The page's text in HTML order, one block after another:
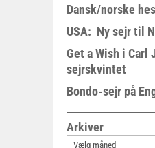
Dansk/norske
USA: Ny sejr til
Get a Wish i Carl
sejrskvintet
Bondo-sejr på
Arkiver